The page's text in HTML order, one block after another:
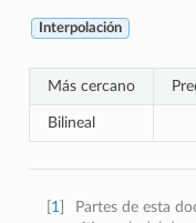
Interpolación
Más cercano
Bilineal
1]
Partes de esta